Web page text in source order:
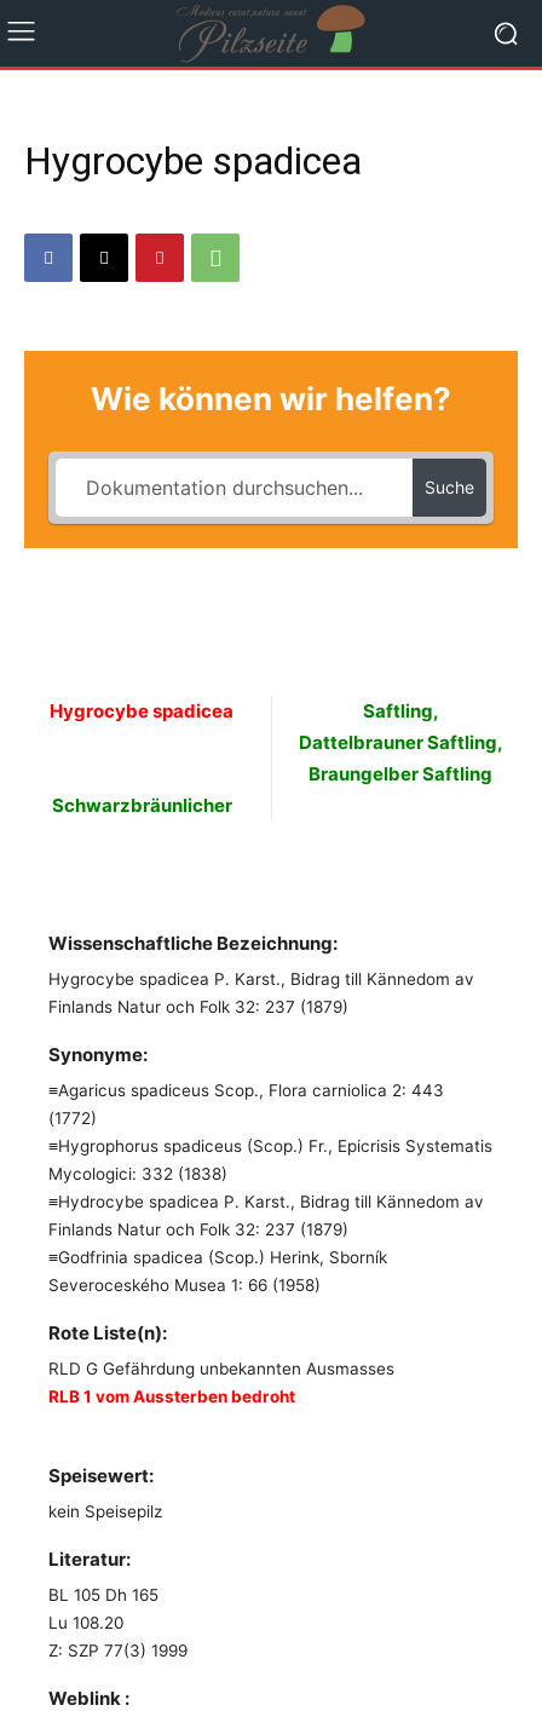
Hygrocybe spadicea
Wie können wir helfen?
Suche
Hygrocybe spadicea
Schwarzbräunlicher
Saftling,
Dattelbrauner Saftling,
Braungelber Saftling
Wissenschaftliche Bezeichnung:
Hygrocybe spadicea P. Karst., Bidrag till Kännedom av
Finlands Natur och Folk 32: 237 (1879)
Synonyme:
≡Agaricus spadiceus Scop., Flora carniolica 2: 443
(1772)
≡Hygrophorus spadiceus (Scop.) Fr., Epicrisis Systematis
Mycologici: 332 (1838)
≡Hydrocybe spadicea P. Karst., Bidrag till Kännedom av
Finlands Natur och Folk 32: 237 (1879)
≡Godfrinia spadicea (Scop.) Herink, Sborník
Severoceského Musea 1: 66 (1958)
Rote Liste(n):
RLD G Gefährdung unbekannten Ausmasses
RLB 1 vom Aussterben bedroht
Speisewert:
kein Speisepilz
Literatur:
BL 105 Dh 165
Lu 108.20
Z: SZP 77(3) 1999
Weblink :